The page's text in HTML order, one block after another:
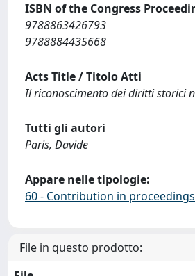
ISBN of the Congress
9788863426793
9788884435668
Acts Title / Titolo Atti
Il riconoscimento dei diritti storici
Tutti gli autori
Paris, Davide
Appare nelle tipologie:
60 - Contribution in
File in questo prodotto: